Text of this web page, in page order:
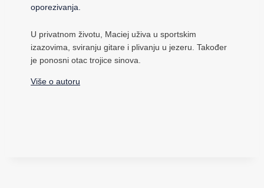
oporezivanja.
U privatnom životu, Maciej uživa u sportskim
izazovima, sviranju gitare i plivanju u jezeru. Također
je ponosni otac trojice sinova.
Više o autoru